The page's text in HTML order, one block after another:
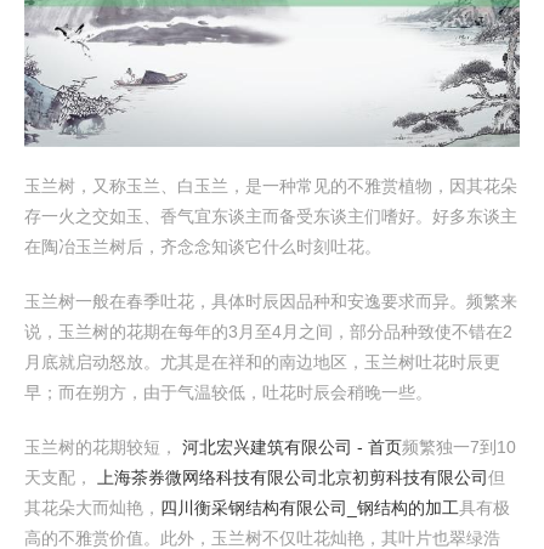
玉兰树，又称玉兰、白玉兰，是一种常见的不雅赏植物，因其花朵
存一火之交如玉、香气宜东谈主而备受东谈主们嗜好。好多东谈主
在陶冶玉兰树后，齐念念知谈它什么时刻吐花。
玉兰树一般在春季吐花，具体时辰因品种和安逸要求而异。频繁来
说，玉兰树的花期在每年的3月至4月之间，部分品种致使不错在2
月底就启动怒放。尤其是在祥和的南边地区，玉兰树吐花时辰更
早；而在朔方，由于气温较低，吐花时辰会稍晚一些。
玉兰树的花期较短， 河北宏兴建筑有限公司 - 首页频繁独一7到10
天支配，
上海茶券微网络科技有限公司北京初剪科技有限公司但
其花朵大而灿艳， 四川衡采钢结构有限公司_钢结构的加工具有极
高的不雅赏价值。此外，玉兰树不仅吐花灿艳，其叶片也翠绿浩